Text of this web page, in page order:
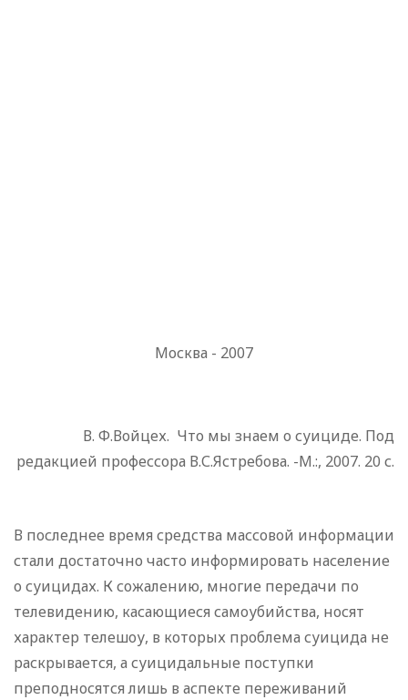
Москва - 2007
В. Ф.Войцех. Что мы знаем о суициде. Под
редакцией профессора В.С.Ястребова. -М.:, 2007. 20 с.
В последнее время средства массовой информации
стали достаточно часто информировать население
о суицидах. К сожалению, многие передачи по
телевидению, касающиеся самоубийства, носят
характер телешоу, в которых проблема суицида не
раскрывается, а суицидальные поступки
преподносятся лишь в аспекте переживаний